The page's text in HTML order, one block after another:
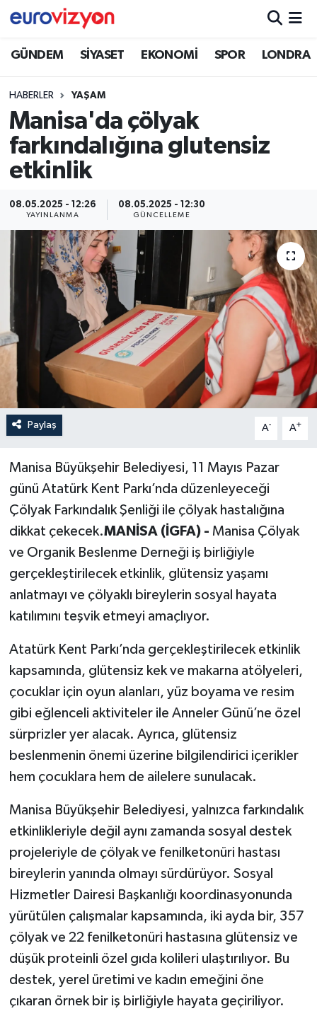
GÜNDEM SİYASET EKONOMİ SPOR LONDRA
HABERLER YAŞAM
Manisa'da çölyak
farkındalığına glutensiz
etkinlik
08.05.2025 - 12:26
YAYINLANMA
08.05.2025 - 12:30
GÜNCELLEME
Paylaş A- A+
Manisa Büyükşehir Belediyesi, 11 Mayıs Pazar
günü Atatürk Kent Parkı’nda düzenleyeceği
Çölyak Farkındalık Şenliği ile çölyak hastalığına
dikkat çekecek.MANİSA (İGFA) - Manisa Çölyak
ve Organik Beslenme Derneği iş birliğiyle
gerçekleştirilecek etkinlik, glütensiz yaşamı
anlatmayı ve çölyaklı bireylerin sosyal hayata
katılımını teşvik etmeyi amaçlıyor.
Atatürk Kent Parkı’nda gerçekleştirilecek etkinlik
kapsamında, glütensiz kek ve makarna atölyeleri,
çocuklar için oyun alanları, yüz boyama ve resim
gibi eğlenceli aktiviteler ile Anneler Günü’ne özel
sürprizler yer alacak. Ayrıca, glütensiz
beslenmenin önemi üzerine bilgilendirici içerikler
hem çocuklara hem de ailelere sunulacak.
Manisa Büyükşehir Belediyesi, yalnızca farkındalık
etkinlikleriyle değil aynı zamanda sosyal destek
projeleriyle de çölyak ve fenilketonüri hastası
bireylerin yanında olmayı sürdürüyor. Sosyal
Hizmetler Dairesi Başkanlığı koordinasyonunda
yürütülen çalışmalar kapsamında, iki ayda bir, 357
çölyak ve 22 fenilketonüri hastasına glütensiz ve
düşük proteinli özel gıda kolileri ulaştırılıyor. Bu
destek, yerel üretimi ve kadın emeğini öne
çıkaran örnek bir iş birliğiyle hayata geçiriliyor.